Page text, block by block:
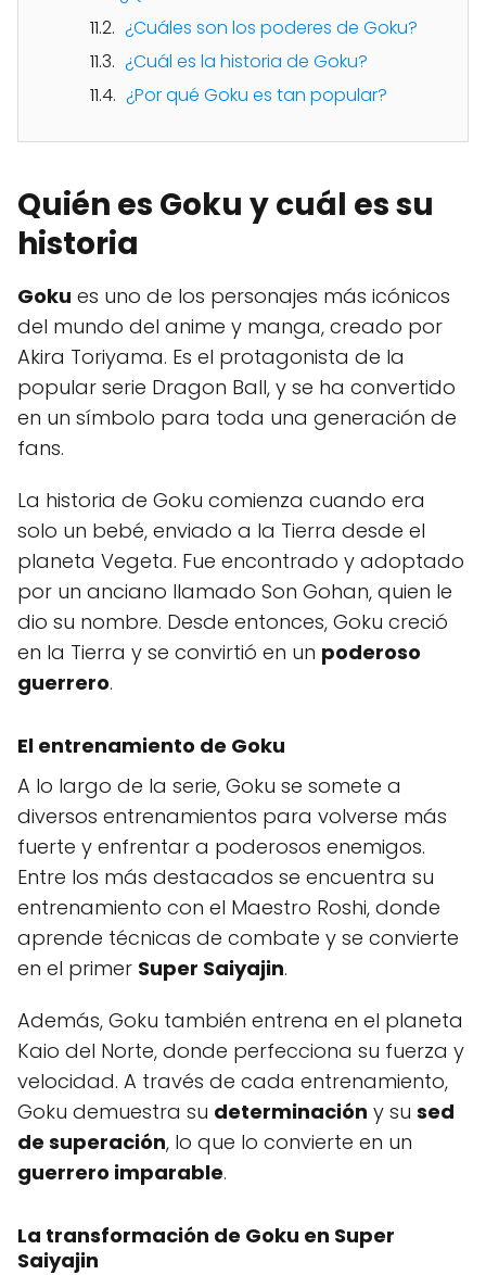
¿Cuáles son los poderes de Goku?
¿Cuál es la historia de Goku?
¿Por qué Goku es tan popular?
Quién es Goku y cuál es su
historia
Goku es uno de los personajes más icónicos
del mundo del anime y manga, creado por
Akira Toriyama. Es el protagonista de la
popular serie Dragon Ball, y se ha convertido
en un símbolo para toda una generación de
fans.
La historia de Goku comienza cuando era
solo un bebé, enviado a la Tierra desde el
planeta Vegeta. Fue encontrado y adoptado
por un anciano llamado Son Gohan, quien le
dio su nombre. Desde entonces, Goku creció
en la Tierra y se convirtió en un poderoso
guerrero.
El entrenamiento de Goku
A lo largo de la serie, Goku se somete a
diversos entrenamientos para volverse más
fuerte y enfrentar a poderosos enemigos.
Entre los más destacados se encuentra su
entrenamiento con el Maestro Roshi, donde
aprende técnicas de combate y se convierte
en el primer Super Saiyajin.
Además, Goku también entrena en el planeta
Kaio del Norte, donde perfecciona su fuerza y
velocidad. A través de cada entrenamiento,
Goku demuestra su determinación y su sed
de superación, lo que lo convierte en un
guerrero imparable.
La transformación de Goku en Super
Saiyajin